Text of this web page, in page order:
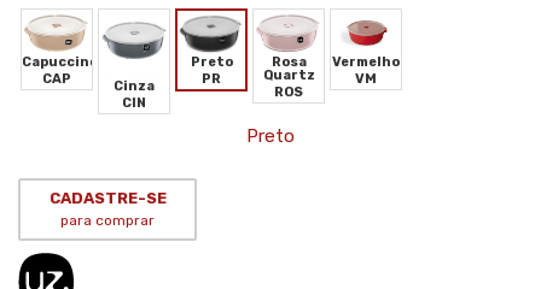
Capuccino
CAP
Cinza
CIN
Preto
PR
Rosa
Quartz
ROS
Vermelho
VM
Preto
CADASTRE-SE
para comprar